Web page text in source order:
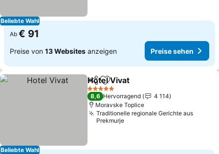
Beliebte Wahl
Ab € 91
Preise von 13 Websites anzeigen Preise sehen
Beliebte Wahl
TeilenZu Favoriten hinzufügen
Hotel Vivat
5 Sterne
8,6 Hervorragend
4 114
Moravske Toplice
Traditionelle regionale Gerichte aus
Prekmurje